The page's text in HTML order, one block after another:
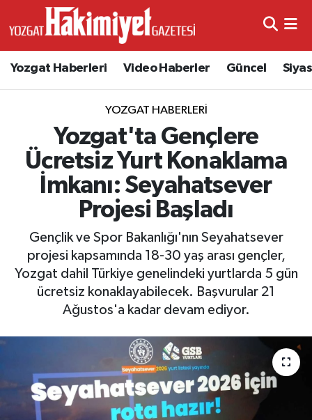
Yozgat Haberleri Video Haberler Güncel
YOZGAT HABERLERI
Yozgat'ta Gençlere
Ücretsiz Yurt Konaklama
İmkanı: Seyahatsever
Projesi Başladı
Gençlik ve Spor Bakanlığı'nın Seyahatsever
projesi kapsamında 18-30 yaş arası gençler,
Yozgat dahil Türkiye genelindeki yurtlarda 5 gün
ücretsiz konaklayabilecek. Başvurular 21
Ağustos'a kadar devam ediyor.